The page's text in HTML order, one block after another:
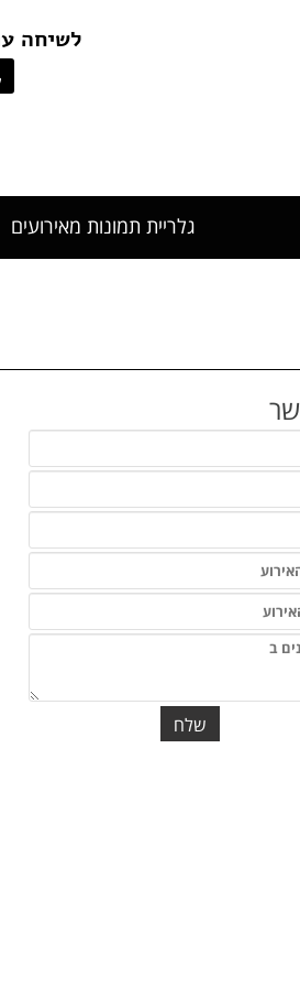
לשיחה עם
גלריית תמונות מאירועים